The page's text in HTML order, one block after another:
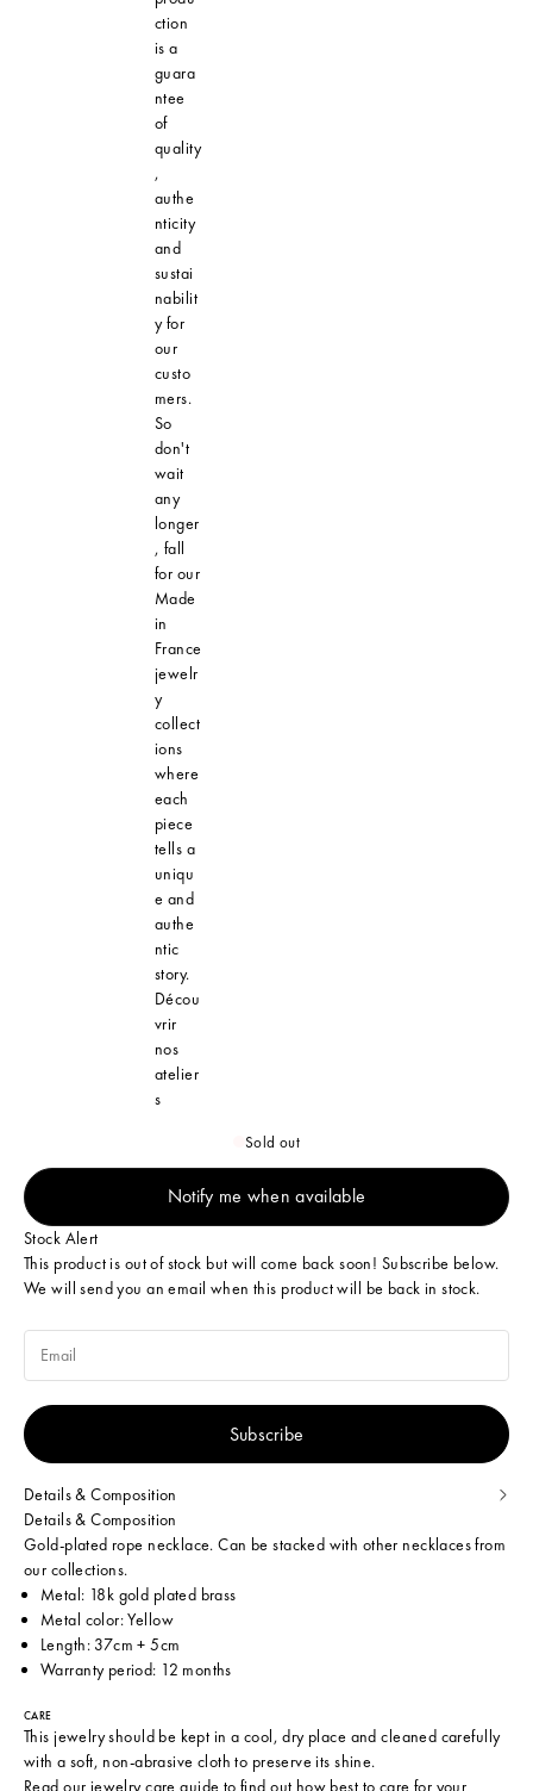
ction
is a
guara
ntee
of
quality
,
authe
nticity
and
sustai
nabilit
y for
our
custo
mers.
So
don't
wait
any
longer
, fall
for our
Made
in
France
jewelr
y
collect
ions
where
each
piece
tells a
uniqu
e and
authe
ntic
story.
Décou
vrir
nos
atelier
s
Sold out
Notify me when available
Stock Alert
This product is out of stock but will come back soon! Subscribe below.
We will send you an email when this product will be back in stock.
Subscribe
Details & Composition
Details & Composition
Gold-plated rope necklace. Can be stacked with other necklaces from
our collections.
Metal: 18k gold plated brass
Metal color: Yellow
Length: 37cm + 5cm
Warranty period: 12 months
CARE
This jewelry should be kept in a cool, dry place and cleaned carefully
with a soft, non-abrasive cloth to preserve its shine.
Read our jewelry care guide to find out how best to care for your